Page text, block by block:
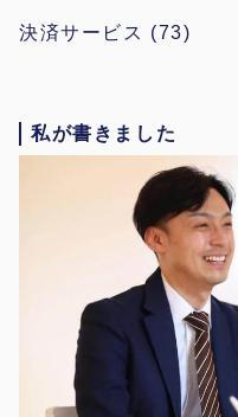
決済サービス (73)
私が書きました